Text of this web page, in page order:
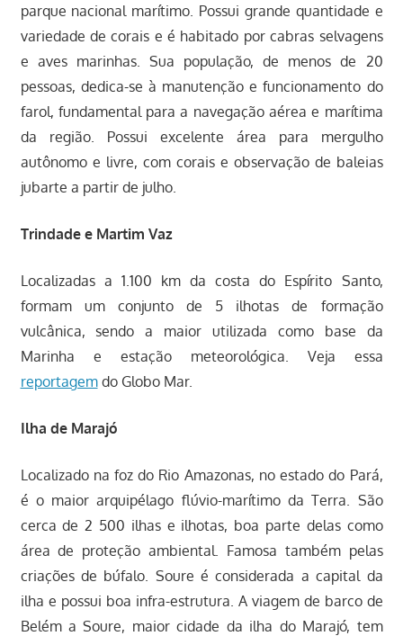
parque nacional marítimo. Possui grande quantidade e
variedade de corais e é habitado por cabras selvagens
e aves marinhas. Sua população, de menos de 20
pessoas, dedica-se à manutenção e funcionamento do
farol, fundamental para a navegação aérea e marítima
da região. Possui excelente área para mergulho
autônomo e livre, com corais e observação de baleias
jubarte a partir de julho.
Trindade e Martim Vaz
Localizadas a 1.100 km da costa do Espírito Santo,
formam um conjunto de 5 ilhotas de formação
vulcânica, sendo a maior utilizada como base da
Marinha e estação meteorológica. Veja essa
reportagemdo Globo Mar.
Ilha de Marajó
Localizado na foz do Rio Amazonas, no estado do Pará,
é o maior arquipélago flúvio-marítimo da Terra. São
cerca de 2 500 ilhas e ilhotas, boa parte delas como
área de proteção ambiental. Famosa também pelas
criações de búfalo. Soure é considerada a capital da
ilha e possui boa infra-estrutura. A viagem de barco de
Belém a Soure, maior cidade da ilha do Marajó, tem